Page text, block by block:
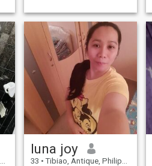
luna joy
33 • Tibiao, Antique, Philippinen